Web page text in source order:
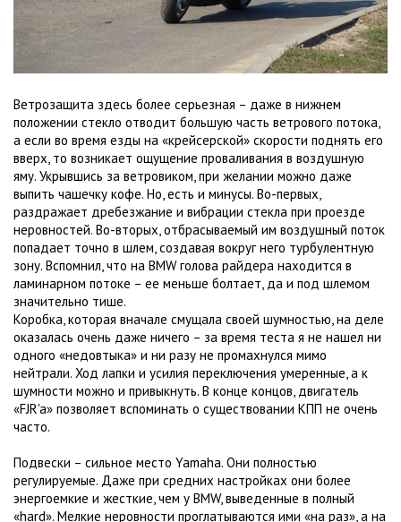
Ветрозащита здесь более серьезная – даже в нижнем
положении стекло отводит большую часть ветрового потока,
а если во время езды на «крейсерской» скорости поднять его
вверх, то возникает ощущение проваливания в воздушную
яму. Укрывшись за ветровиком, при желании можно даже
выпить чашечку кофе. Но, есть и минусы. Во-первых,
раздражает дребезжание и вибрации стекла при проезде
неровностей. Во-вторых, отбрасываемый им воздушный поток
попадает точно в шлем, создавая вокруг него турбулентную
зону. Вспомнил, что на BMW голова райдера находится в
ламинарном потоке – ее меньше болтает, да и под шлемом
значительно тише.
Коробка, которая вначале смущала своей шумностью, на деле
оказалась очень даже ничего – за время теста я не нашел ни
одного «недовтыка» и ни разу не промахнулся мимо
нейтрали. Ход лапки и усилия переключения умеренные, а к
шумности можно и привыкнуть. В конце концов, двигатель
«FJR'a» позволяет вспоминать о существовании КПП не очень
часто.
Подвески – сильное место Yamaha. Они полностью
регулируемые. Даже при средних настройках они более
энергоемкие и жесткие, чем у BMW, выведенные в полный
«hard». Мелкие неровности проглатываются ими «на раз», а на